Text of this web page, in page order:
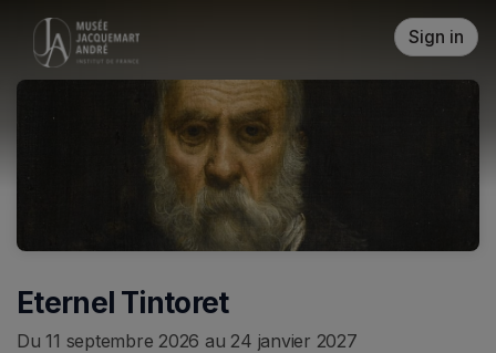
Skip header
Sign in
Eternel Tintoret
Du 11 septembre 2026 au 24 janvier 2027